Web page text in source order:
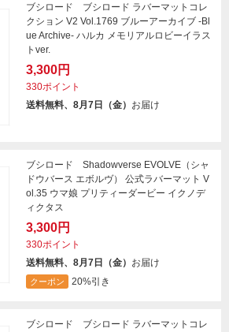
ブシロード ブシロード ラバーマットコレ
クション V2 Vol.1769 ブルーアーカイブ -Bl
ue Archive- ハルカ メモリアルロビーイラス
トver.
3,300円
330ポイント
送料無料、8月7日（金） お届け
ブシロード Shadowverse EVOLVE（シャ
ドウバース エボルヴ） 公式ラバーマット V
ol.35 ウマ娘 プリティーダービー イクノデ
ィクタス
3,300円
330ポイント
送料無料、8月7日（金） お届け
クーポン 20%引き
ブシロード ブシロード ラバーマットコレ